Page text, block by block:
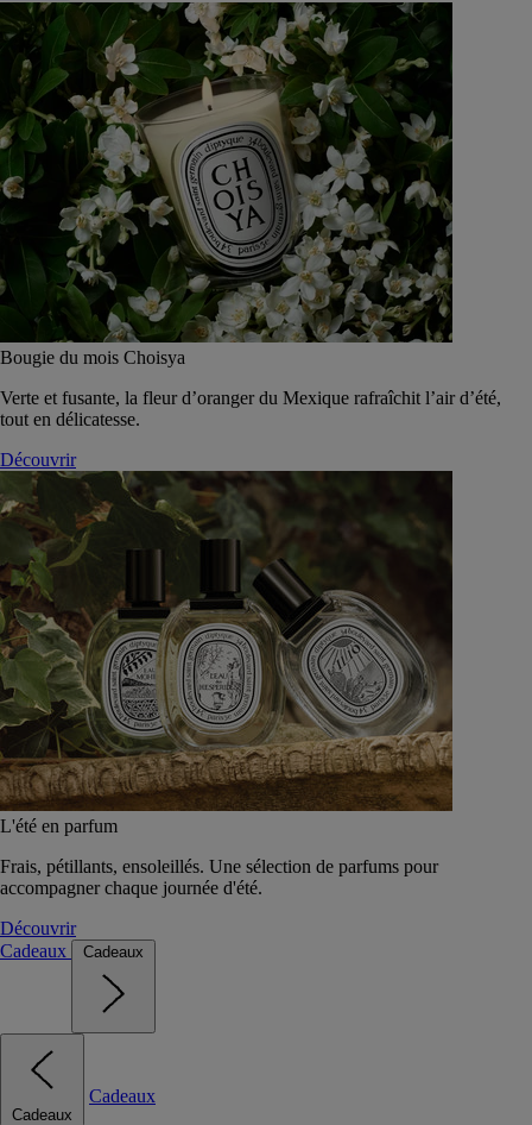
Bougie du mois Choisya
Verte et fusante, la fleur d’oranger du Mexique rafraîchit l’air d’été,
tout en délicatesse.
Découvrir
L'été en parfum
Frais, pétillants, ensoleillés. Une sélection de parfums pour
accompagner chaque journée d'été.
Découvrir
Cadeaux
Cadeaux
Cadeaux
Cadeaux